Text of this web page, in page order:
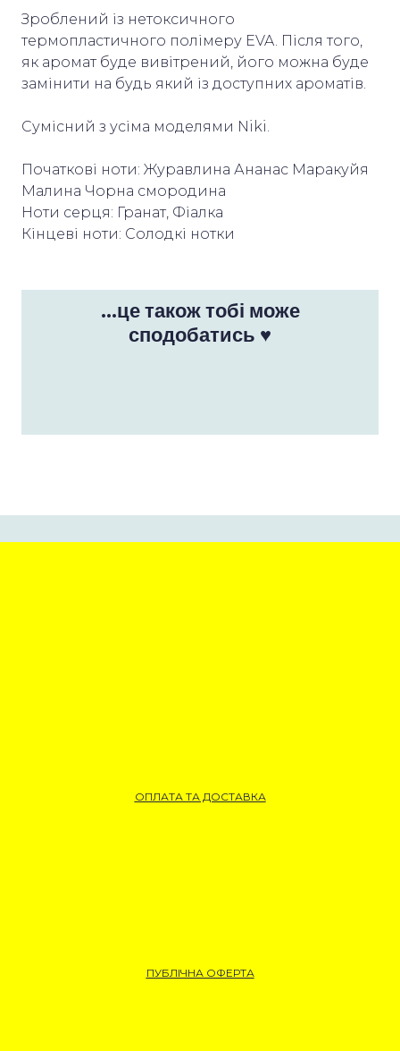
Зроблений із нетоксичного
термопластичного полімеру EVA. Після того,
як аромат буде вивітрений, його можна буде
замінити на будь який із доступних ароматів.
Сумісний з усіма моделями Niki.
Початкові ноти: Журавлина Ананас Маракуйя
Малина Чорна смородина
Ноти серця: Гранат, Фіалка
Кінцеві ноти: Солодкі нотки
...це також тобі може
сподобатись ♥
ОПЛАТА ТА ДОСТАВКА
ПУБЛІЧНА ОФЕРТА